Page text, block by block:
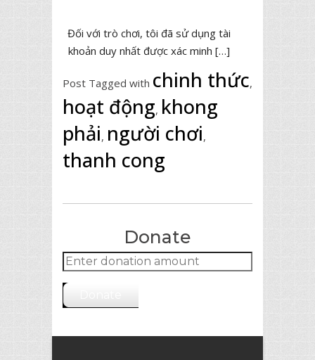
Đối với trò chơi, tôi đã sử dụng tài
khoản duy nhất được xác minh […]
Post Tagged with chinh thức,
hoạt động, khong
phải, người chơi,
thanh cong
Donate